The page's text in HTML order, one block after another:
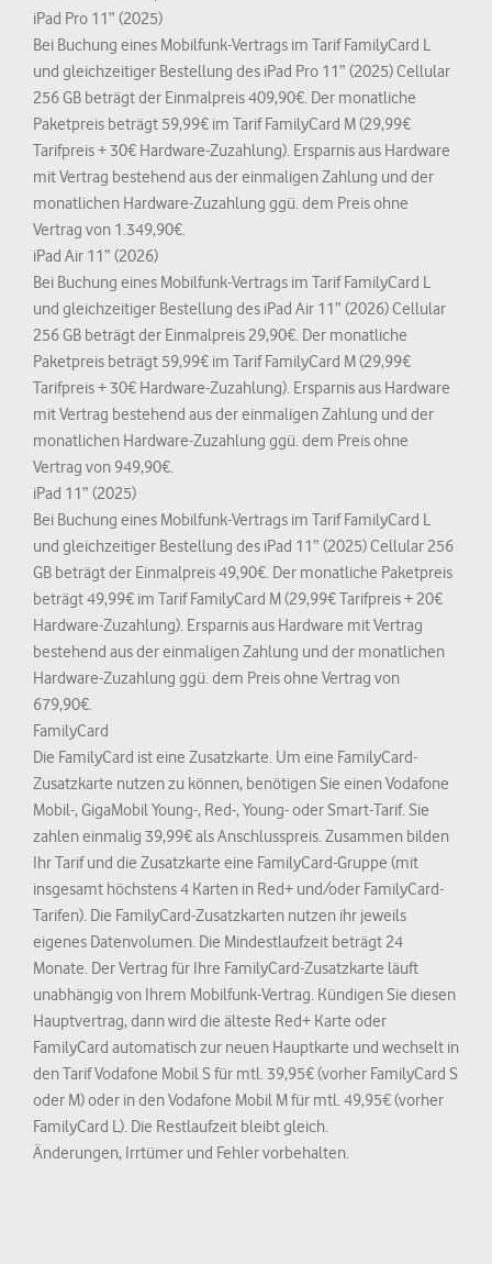
iPad Pro 11“ (2025)
Bei Buchung eines Mobilfunk-Vertrags im Tarif FamilyCard L
und gleichzeitiger Bestellung des iPad Pro 11“ (2025) Cellular
256 GB beträgt der Einmalpreis 409,90€. Der monatliche
Paketpreis beträgt 59,99€ im Tarif FamilyCard M (29,99€
Tarifpreis + 30€ Hardware-Zuzahlung). Ersparnis aus Hardware
mit Vertrag bestehend aus der einmaligen Zahlung und der
monatlichen Hardware-Zuzahlung ggü. dem Preis ohne
Vertrag von 1.349,90€.
iPad Air 11“ (2026)
Bei Buchung eines Mobilfunk-Vertrags im Tarif FamilyCard L
und gleichzeitiger Bestellung des iPad Air 11“ (2026) Cellular
256 GB beträgt der Einmalpreis 29,90€. Der monatliche
Paketpreis beträgt 59,99€ im Tarif FamilyCard M (29,99€
Tarifpreis + 30€ Hardware-Zuzahlung). Ersparnis aus Hardware
mit Vertrag bestehend aus der einmaligen Zahlung und der
monatlichen Hardware-Zuzahlung ggü. dem Preis ohne
Vertrag von 949,90€.
iPad 11“ (2025)
Bei Buchung eines Mobilfunk-Vertrags im Tarif FamilyCard L
und gleichzeitiger Bestellung des iPad 11“ (2025) Cellular 256
GB beträgt der Einmalpreis 49,90€. Der monatliche Paketpreis
beträgt 49,99€ im Tarif FamilyCard M (29,99€ Tarifpreis + 20€
Hardware-Zuzahlung). Ersparnis aus Hardware mit Vertrag
bestehend aus der einmaligen Zahlung und der monatlichen
Hardware-Zuzahlung ggü. dem Preis ohne Vertrag von
679,90€.
FamilyCard
Die FamilyCard ist eine Zusatzkarte. Um eine FamilyCard-
Zusatzkarte nutzen zu können, benötigen Sie einen Vodafone
Mobil-, GigaMobil Young-, Red-, Young- oder Smart-Tarif. Sie
zahlen einmalig 39,99€ als Anschlusspreis. Zusammen bilden
Ihr Tarif und die Zusatzkarte eine FamilyCard-Gruppe (mit
insgesamt höchstens 4 Karten in Red+ und/oder FamilyCard-
Tarifen). Die FamilyCard-Zusatzkarten nutzen ihr jeweils
eigenes Datenvolumen. Die Mindestlaufzeit beträgt 24
Monate. Der Vertrag für Ihre FamilyCard-Zusatzkarte läuft
unabhängig von Ihrem Mobilfunk-Vertrag. Kündigen Sie diesen
Hauptvertrag, dann wird die älteste Red+ Karte oder
FamilyCard automatisch zur neuen Hauptkarte und wechselt in
den Tarif Vodafone Mobil S für mtl. 39,95€ (vorher FamilyCard S
oder M) oder in den Vodafone Mobil M für mtl. 49,95€ (vorher
FamilyCard L). Die Restlaufzeit bleibt gleich.
Änderungen, Irrtümer und Fehler vorbehalten.